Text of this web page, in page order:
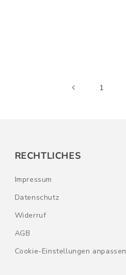
1
RECHTLICHES
Impressum
Datenschutz
Widerruf
AGB
Cookie-Einstellungen anpassen